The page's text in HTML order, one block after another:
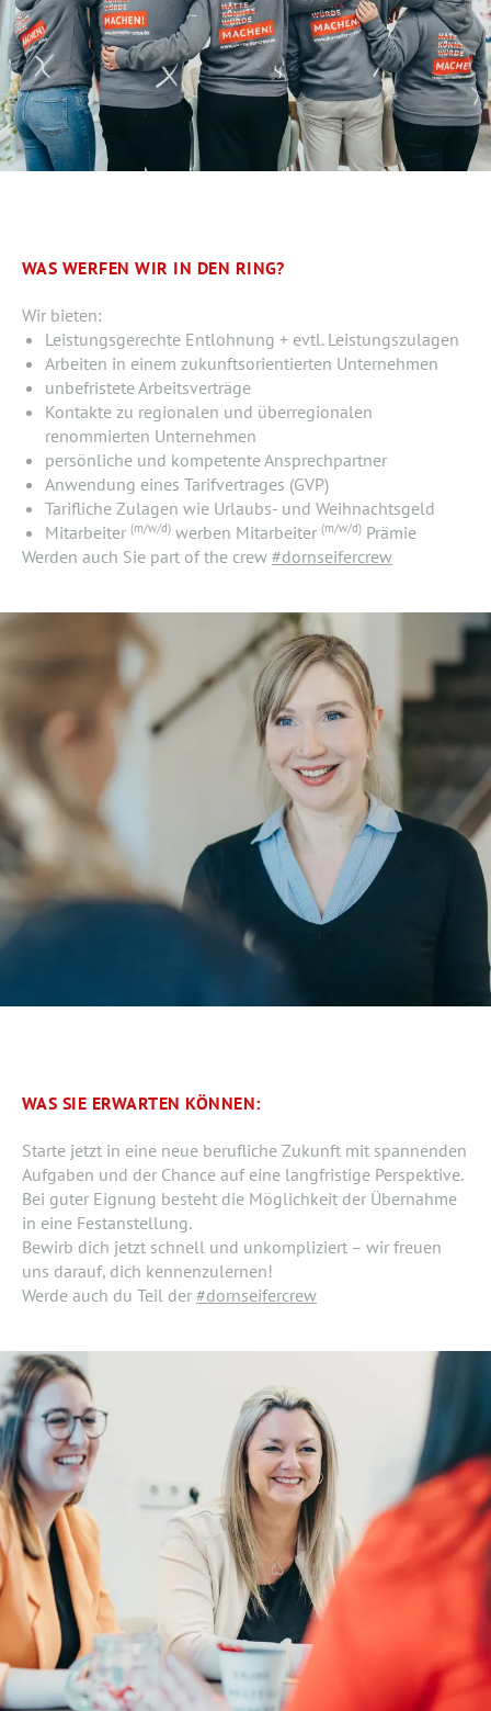
WAS WERFEN WIR IN DEN RING?
Wir bieten:
Leistungsgerechte Entlohnung + evtl. Leistungszulagen
Arbeiten in einem zukunftsorientierten Unternehmen
unbefristete Arbeitsverträge
Kontakte zu regionalen und überregionalen
renommierten Unternehmen
persönliche und kompetente Ansprechpartner
Anwendung eines Tarifvertrages (GVP)
Tarifliche Zulagen wie Urlaubs- und Weihnachtsgeld
Mitarbeiter (m/w/d)werben Mitarbeiter (m/w/d)Prämie
Werden auch Sie part of the crew #dornseifercrew
WAS SIE ERWARTEN KÖNNEN:
Starte jetzt in eine neue berufliche Zukunft mit spannenden
Aufgaben und der Chance auf eine langfristige Perspektive.
Bei guter Eignung besteht die Möglichkeit der Übernahme
in eine Festanstellung.
Bewirb dich jetzt schnell und unkompliziert – wir freuen
uns darauf, dich kennenzulernen!
Werde auch du Teil der #dornseifercrew